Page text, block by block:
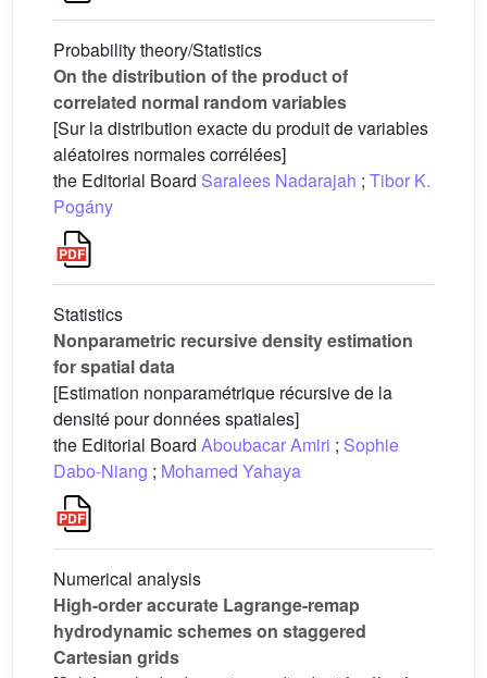
Probability theory/Statistics
On the distribution of the product of
correlated normal random variables
[Sur la distribution exacte du produit de variables
aléatoires normales corrélées]
the Editorial Board Saralees Nadarajah ; Tibor K.
Pogány
Statistics
Nonparametric recursive density estimation
for spatial data
[Estimation nonparamétrique récursive de la
densité pour données spatiales]
the Editorial Board Aboubacar Amiri ; Sophie
Dabo-Niang ; Mohamed Yahaya
Numerical analysis
High-order accurate Lagrange-remap
hydrodynamic schemes on staggered
Cartesian grids